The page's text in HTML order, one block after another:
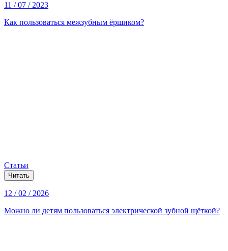
11 / 07 / 2023
Как пользоваться межзубным ёршиком?
Статьи
Читать
12 / 02 / 2026
Можно ли детям пользоваться электрической зубной щёткой?